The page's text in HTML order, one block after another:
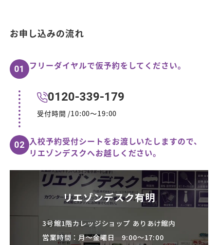
お申し込みの流れ
01 フリーダイヤルで仮予約をしてください。
0120-339-179
受付時間 /10:00～19:00
02 入校予約受付シートをお渡しいたしますので、
リエゾンデスクへお越しください。
リエゾンデスク有明
3号館1階カレッジショップ ありあけ館内
営業時間：月～金曜日 9:00～17:00